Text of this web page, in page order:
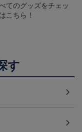
てのグッズをチェッ
こちら！
す